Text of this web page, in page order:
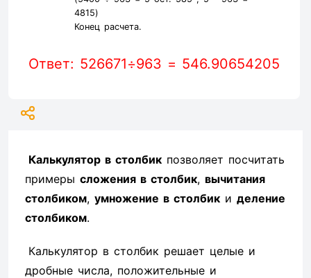
4815)
Конец расчета.
Ответ: 526671÷963 = 546.90654205
Калькулятор в столбик позволяет посчитать
примеры сложения в столбик, вычитания
столбиком, умножение в столбик и деление
столбиком.
Калькулятор в столбик решает целые и
дробные числа, положительные и